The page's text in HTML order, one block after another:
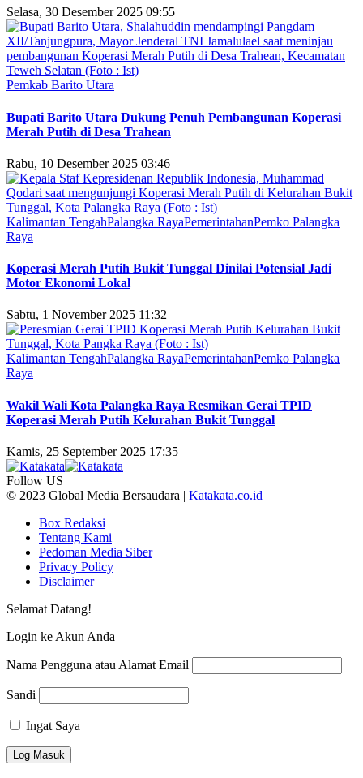
Selasa, 30 Desember 2025 09:55
Pemkab Barito Utara
Bupati Barito Utara Dukung Penuh Pembangunan Koperasi
Merah Putih di Desa Trahean
Rabu, 10 Desember 2025 03:46
Kalimantan TengahPalangka RayaPemerintahanPemko Palangka
Raya
Koperasi Merah Putih Bukit Tunggal Dinilai Potensial Jadi
Motor Ekonomi Lokal
Sabtu, 1 November 2025 11:32
Kalimantan TengahPalangka RayaPemerintahanPemko Palangka
Raya
Wakil Wali Kota Palangka Raya Resmikan Gerai TPID
Koperasi Merah Putih Kelurahan Bukit Tunggal
Kamis, 25 September 2025 17:35
Follow US
© 2023 Global Media Bersaudara | Katakata.co.id
Box Redaksi
Tentang Kami
Pedoman Media Siber
Privacy Policy
Disclaimer
Selamat Datang!
Login ke Akun Anda
Nama Pengguna atau Alamat Email
Sandi
Ingat Saya